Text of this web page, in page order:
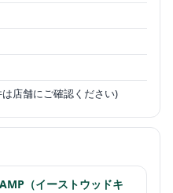
店舗にご確認ください)
（イーストウッドキ